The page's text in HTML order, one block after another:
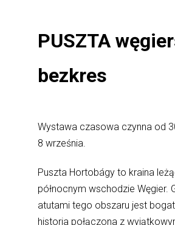
PUSZTA
bezkres
Wystawa czasowa czynna od
8 września.
Puszta Hortobágy to kraina
północnym wschodzie Węgier.
atutami tego obszaru jest
historia połączona z